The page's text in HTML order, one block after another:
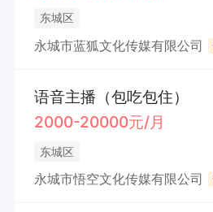
东城区
永城市蓝狐文化传媒有限公司
语音主播（包吃包住）
2000-20000元/月
东城区
永城市悟空文化传媒有限公司